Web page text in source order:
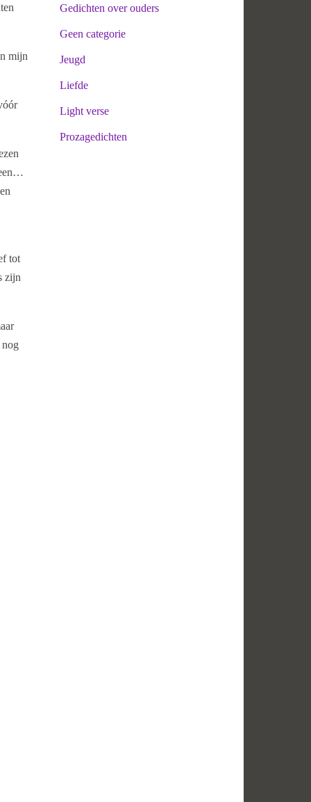
mijn
tot
zijn
nog
Gedichten over ouders
Geen categorie
Jeugd
Liefde
Light verse
Prozagedichten